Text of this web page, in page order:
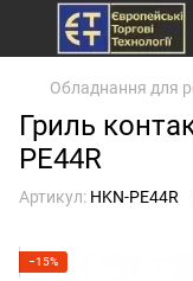
Обладнання для
Гриль
PE44R
Артикул: HKN-PE44R
−15%